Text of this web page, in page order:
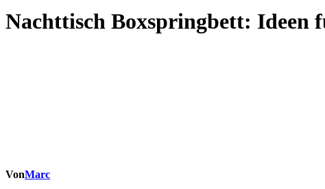
Nachttisch Boxspringbett: Ideen
VonMarc